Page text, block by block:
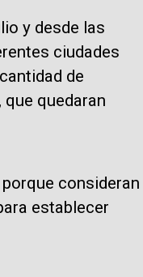
y desde las
ciudades
de
quedaran
consideran
establecer